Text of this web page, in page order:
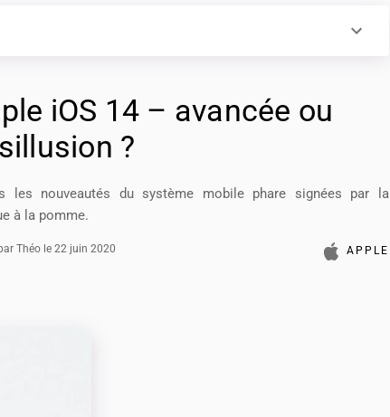
iOS 14 – avancée ou
?
les nouveautés du système mobile phare signées par la
à la pomme.
Théo le 22 juin 2020 APPLE